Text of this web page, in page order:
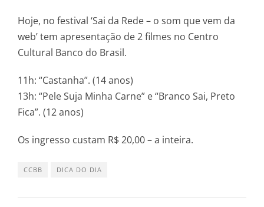
Hoje, no festival ‘Sai da Rede – o som que vem da
web’ tem apresentação de 2 filmes no Centro
Cultural Banco do Brasil.
11h: “Castanha”. (14 anos)
13h: “Pele Suja Minha Carne” e “Branco Sai, Preto
Fica”. (12 anos)
Os ingresso custam R$ 20,00 – a inteira.
CCBB DICA DO DIA